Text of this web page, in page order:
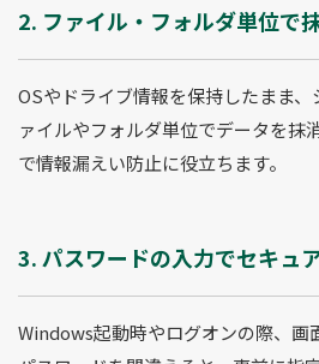
2. ファイル・フォルダ単位で
OSやドライブ情報を保持したまま
ァイルやフォルダ単位でデータを抹
で情報漏えい防止に役立ちます。
3. パスワードの入力でセキュ
Windows起動時やログオンの際、画